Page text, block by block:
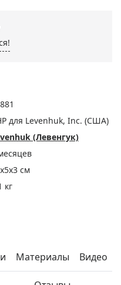
для Levenhuk, Inc. (США)
(Левенгук)
см
кг
Материалы Видео